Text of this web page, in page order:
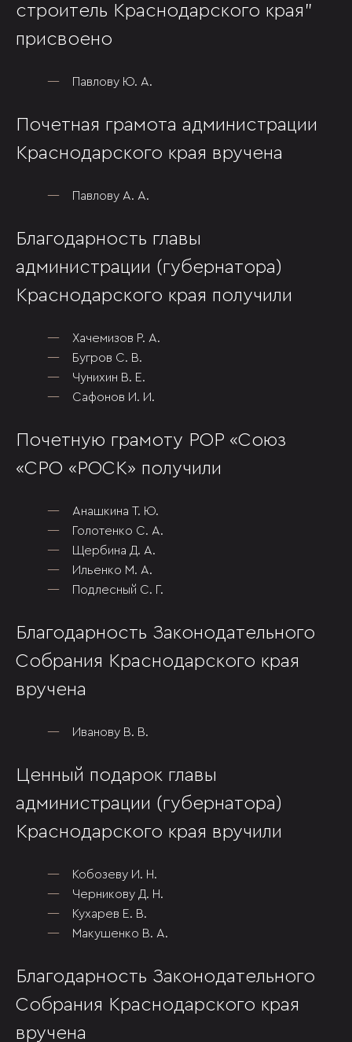
строитель Краснодарского края"
присвоено
Павлову Ю. А.
Почетная грамота администрации
Краснодарского края вручена
Павлову А. А.
Благодарность главы
администрации (губернатора)
Краснодарского края получили
Хачемизов Р. А.
Бугров С. В.
Чунихин В. Е.
Сафонов И. И.
Почетную грамоту РОР «Союз
«СРО «РОСК» получили
Анашкина Т. Ю.
Голотенко С. А.
Щербина Д. А.
Ильенко М. А.
Подлесный С. Г.
Благодарность Законодательного
Собрания Краснодарского края
вручена
Иванову В. В.
Ценный подарок главы
администрации (губернатора)
Краснодарского края вручили
Кобозеву И. Н.
Черникову Д. Н.
Кухарев Е. В.
Макушенко В. А.
Благодарность Законодательного
Собрания Краснодарского края
вручена